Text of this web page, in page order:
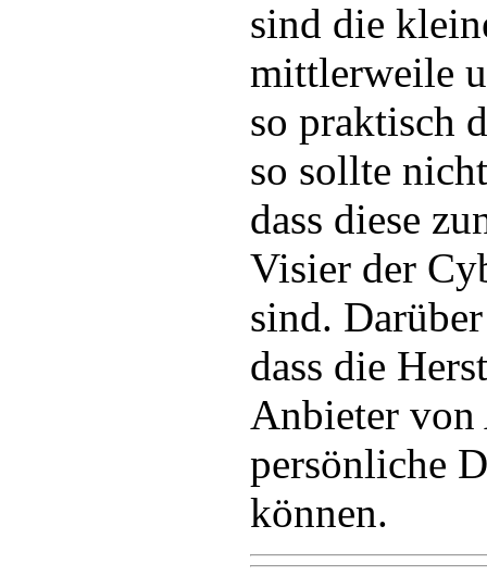
sind die
mittlerweile
so praktisch
so sollte
dass diese
Visier der
sind.
dass die
Anbieter von
persönliche
können.